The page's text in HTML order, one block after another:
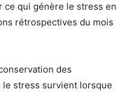
ce qui génère le stress en
rétrospectives du mois
des
stress survient lorsque